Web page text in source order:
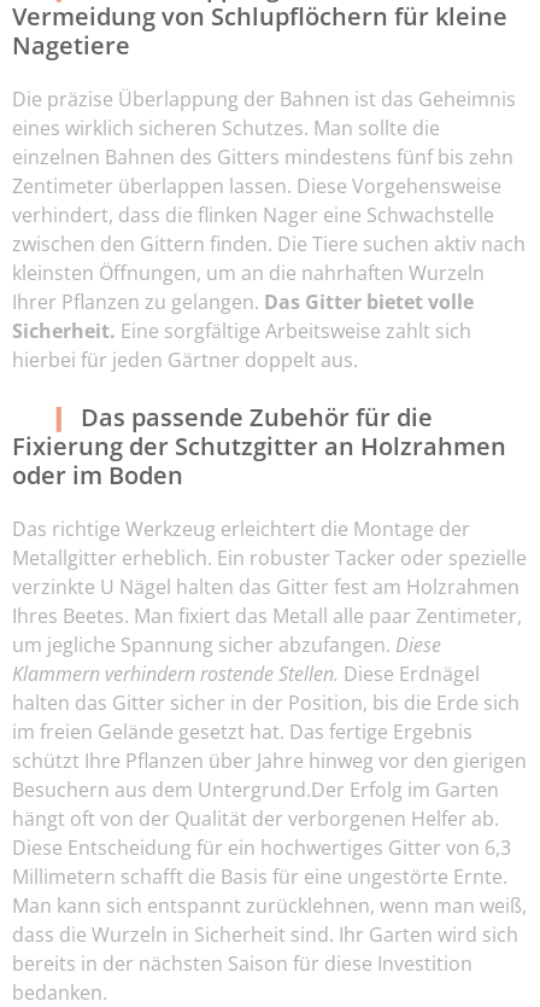
Vermeidung von Schlupflöchern für kleine
Nagetiere
Die präzise Überlappung der Bahnen ist das Geheimnis
eines wirklich sicheren Schutzes. Man sollte die
einzelnen Bahnen des Gitters mindestens fünf bis zehn
Zentimeter überlappen lassen. Diese Vorgehensweise
verhindert, dass die flinken Nager eine Schwachstelle
zwischen den Gittern finden. Die Tiere suchen aktiv nach
kleinsten Öffnungen, um an die nahrhaften Wurzeln
Ihrer Pflanzen zu gelangen. Das Gitter bietet volle
Sicherheit. Eine sorgfältige Arbeitsweise zahlt sich
hierbei für jeden Gärtner doppelt aus.
Das passende Zubehör für die
Fixierung der Schutzgitter an Holzrahmen
oder im Boden
Das richtige Werkzeug erleichtert die Montage der
Metallgitter erheblich. Ein robuster Tacker oder spezielle
verzinkte U Nägel halten das Gitter fest am Holzrahmen
Ihres Beetes. Man fixiert das Metall alle paar Zentimeter,
um jegliche Spannung sicher abzufangen. Diese
Klammern verhindern rostende Stellen. Diese Erdnägel
halten das Gitter sicher in der Position, bis die Erde sich
im freien Gelände gesetzt hat. Das fertige Ergebnis
schützt Ihre Pflanzen über Jahre hinweg vor den gierigen
Besuchern aus dem Untergrund.Der Erfolg im Garten
hängt oft von der Qualität der verborgenen Helfer ab.
Diese Entscheidung für ein hochwertiges Gitter von 6,3
Millimetern schafft die Basis für eine ungestörte Ernte.
Man kann sich entspannt zurücklehnen, wenn man weiß,
dass die Wurzeln in Sicherheit sind. Ihr Garten wird sich
bereits in der nächsten Saison für diese Investition
bedanken.